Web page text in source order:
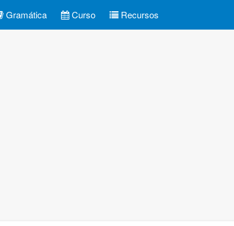
Gramática Curso Recursos